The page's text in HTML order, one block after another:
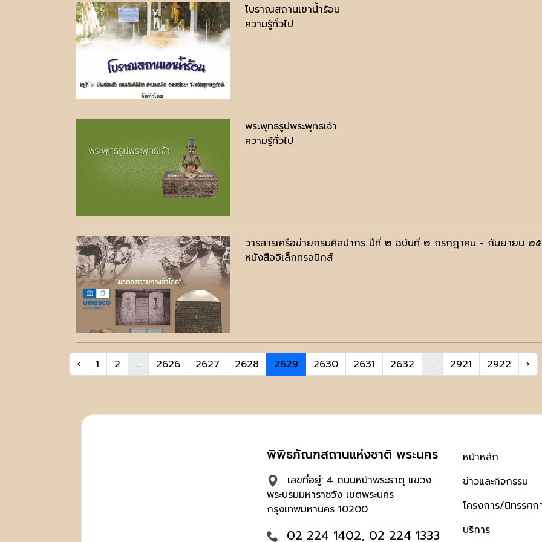
โบราณสถานเขาน้ำร้อน
ความรู้ทั่วไป
พระพุทธรูปพระพุทธเจ้า
ความรู้ทั่วไป
วารสารเครือข่ายกรมศิลปากร ปีที่ ๒ ฉบับที่ ๒ กรกฎาคม - กันยายน ๒
หนังสืออิเล็กทรอนิกส์
‹ 1 2 ... 2626 2627 2628 2629 2630 2631 2632 ... 2921 2922 ›
พิพิธภัณฑสถานแห่งชาติ พระนคร
เลขที่อยู่: 4 ถนนหน้าพระธาตุ แขวง
พระบรมมหาราชวัง เขตพระนคร
กรุงเทพมหานคร 10200
02 224 1402, 02 224 1333
หน้าหลัก
ข่าวและกิจกรรม
โครงการ/นิทรรศก
บริการ